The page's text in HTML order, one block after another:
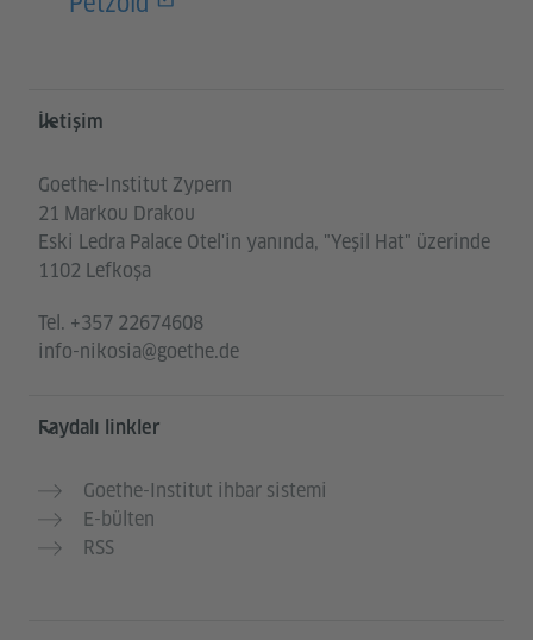
Service- und Informationsbereich
İletişim
Goethe-Institut Zypern
21 Markou Drakou
Eski Ledra Palace Otel'in yanında, "Yeşil Hat" üzerinde
1102 Lefkoşa
Tel. +357 22674608
info-nikosia@goethe.de
Faydalı linkler
Goethe-Institut ihbar sistemi
E-bülten
RSS